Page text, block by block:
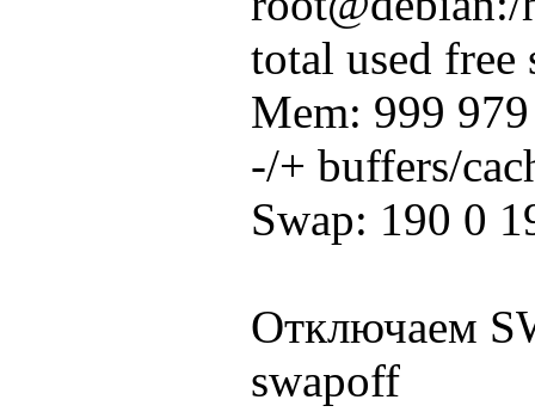
total used free
Mem: 999
-/+ buffers/
Swap: 190 0
Отключаем
swapoff